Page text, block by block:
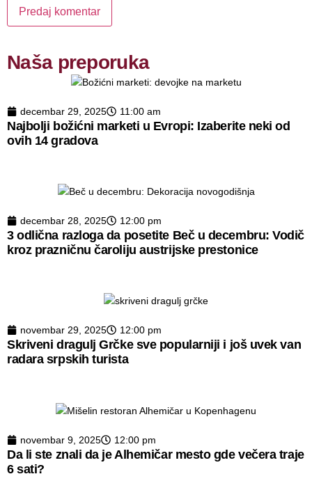
Naša preporuka
decembar 29, 2025 11:00 am
Najbolji božićni marketi u Evropi: Izaberite neki od
ovih 14 gradova
decembar 28, 2025 12:00 pm
3 odlična razloga da posetite Beč u decembru: Vodič
kroz prazničnu čaroliju austrijske prestonice
novembar 29, 2025 12:00 pm
Skriveni dragulj Grčke sve popularniji i još uvek van
radara srpskih turista
novembar 9, 2025 12:00 pm
Da li ste znali da je Alhemičar mesto gde večera traje
6 sati?